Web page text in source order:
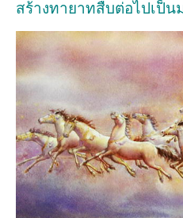
สร้างทายาทสืบต่อไปเป็น